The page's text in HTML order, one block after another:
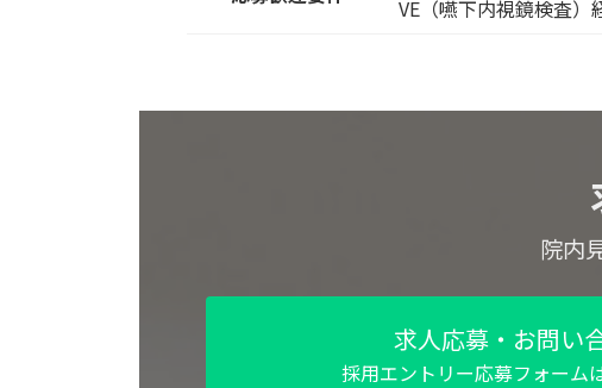
VE（嚥下内視鏡検査）
院内
求人応募・お問い
採用エントリー応募フォーム